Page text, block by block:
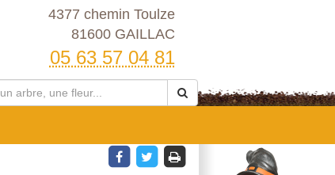
4377 chemin Toulze
81600 GAILLAC
05 63 57 04 81